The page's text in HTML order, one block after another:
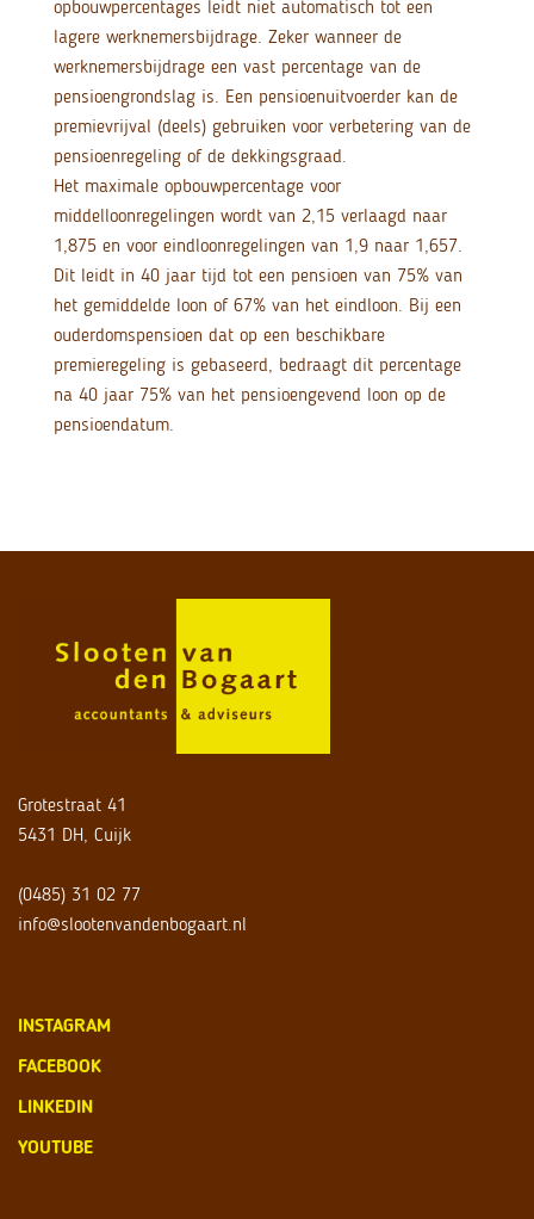
opbouwpercentages leidt niet automatisch tot een
lagere werknemersbijdrage. Zeker wanneer de
werknemersbijdrage een vast percentage van de
pensioengrondslag is. Een pensioenuitvoerder kan de
premievrijval (deels) gebruiken voor verbetering van de
pensioenregeling of de dekkingsgraad.
Het maximale opbouwpercentage voor
middelloonregelingen wordt van 2,15 verlaagd naar
1,875 en voor eindloonregelingen van 1,9 naar 1,657.
Dit leidt in 40 jaar tijd tot een pensioen van 75% van
het gemiddelde loon of 67% van het eindloon. Bij een
ouderdomspensioen dat op een beschikbare
premieregeling is gebaseerd, bedraagt dit percentage
na 40 jaar 75% van het pensioengevend loon op de
pensioendatum.
Grotestraat 41
5431 DH, Cuijk
(0485) 31 02 77
info@slootenvandenbogaart.nl
INSTAGRAM
FACEBOOK
LINKEDIN
YOUTUBE